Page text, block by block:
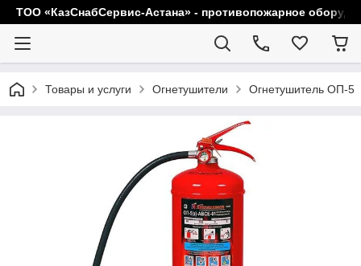
ТОО «КазСнабСервис-Астана» - противопожарное
Товары и услуги Огнетушители Огнетушитель ОП-5